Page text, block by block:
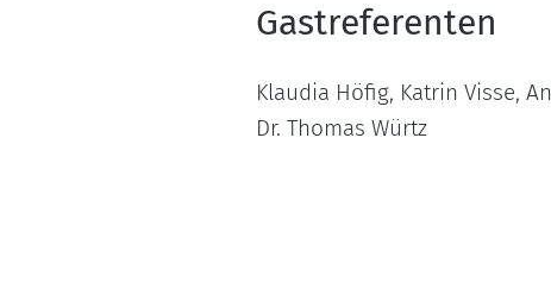
Gastreferenten
Klaudia Höfig, Katrin Visse,
Dr. Thomas Würtz